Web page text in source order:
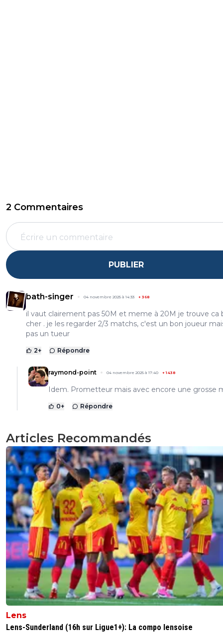
2 Commentaires
PUBLIER
bath-singer 04 novembre 2025 à 14:33 + 368
il vaut clairement pas 50M et meme à 20M je trouve ca
cher . je les regarder 2/3 matchs, c'est un bon joueur
pas un tueur
2+ Répondre
raymond-point 04 novembre 2025 à 17:40 +1438
Idem. Prometteur mais avec encore une grosse
0+ Répondre
Articles Recommandés
Lens
Lens-Sunderland (16h sur Ligue1+): La compo lensoise